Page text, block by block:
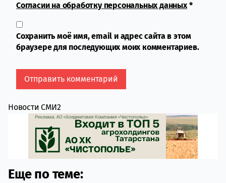
Согласии на обработку персональных данных*
Сохранить моё имя, email и адрес сайта в этом
браузере для последующих моих комментариев.
Новости СМИ2
Еще по теме: